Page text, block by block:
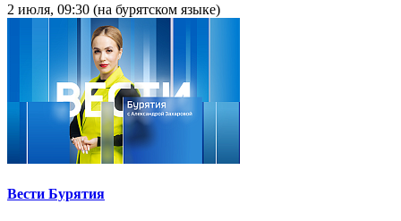
2 июля, 09:30 (на бурятском языке)
Вести Бурятия